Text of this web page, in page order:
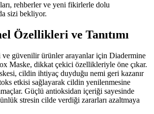
rehberler ve yeni fikirlerle dolu
sizi bekliyor.
Özellikleri ve Tanıtımı
ve güvenilir ürünler arayanlar için Diadermine
Maske, dikkat çekici özellikleriyle öne çıkar.
cildin ihtiyaç duyduğu nemi geri kazanır
etkisi sağlayarak cildin yenilenmesine
Güçlü antioksidan içeriği sayesinde
stresin cilde verdiği zararları azaltmaya